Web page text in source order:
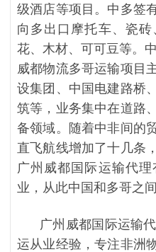
级酒店等项目。中多签
向多出口摩托车、瓷
花、木材、可可豆等。
威都物流多哥运输项目
设集团、中国电建路桥
筑等，业务集中在道路
备领域。随着中非间的
直飞航线增加了十几条
广州威都国际运输代
业，从此中国和多哥之
广州威都国际运输代
运从业经验，专注非洲